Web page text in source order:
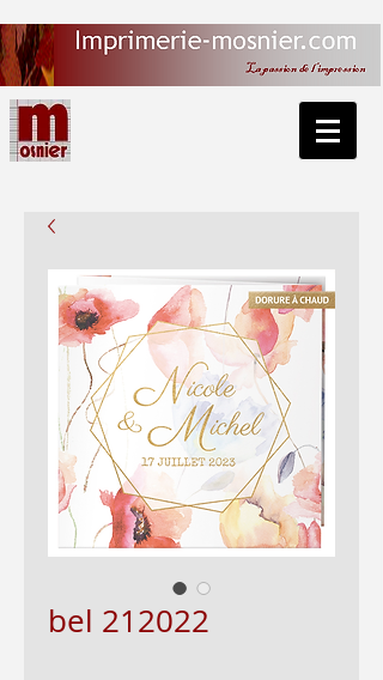
bel 212022